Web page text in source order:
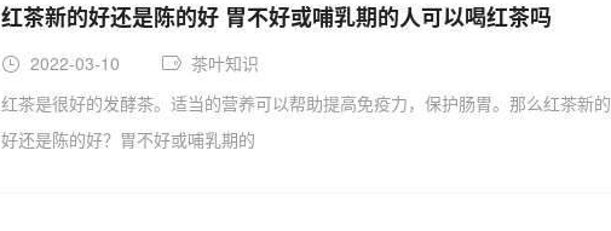
红茶新的好还是陈的好 胃不好或哺乳期的人可以喝红茶吗
2022-03-10
茶叶知识
红茶是很好的发酵茶。适当的营养可以帮助提高免疫力，保护肠胃。那么红茶新的
好还是陈的好？胃不好或哺乳期的